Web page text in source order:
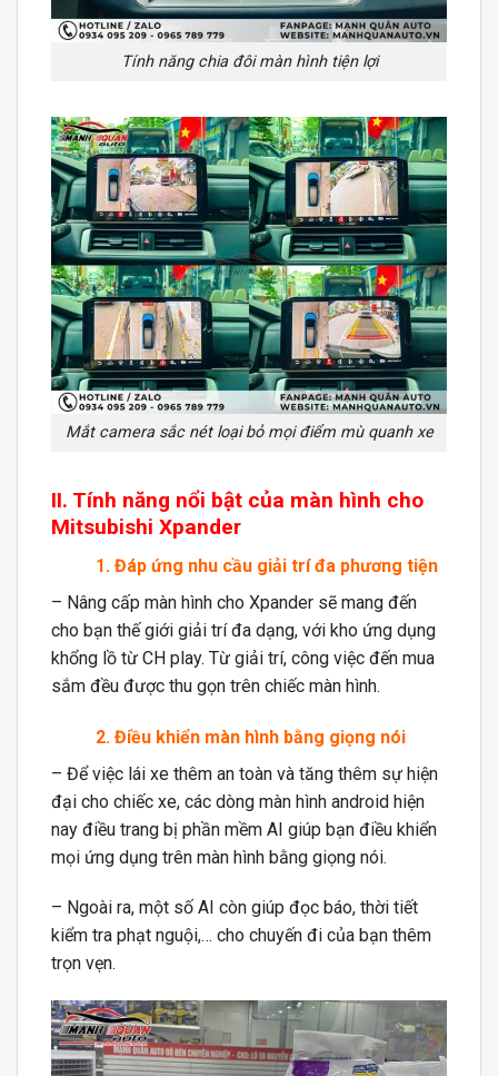
Tính năng chia đôi màn hình tiện lợi
Mắt camera sắc nét loại bỏ mọi điểm mù quanh xe
II. Tính năng nổi bật của màn hình cho
Mitsubishi Xpander
1. Đáp ứng nhu cầu giải trí đa phương tiện
– Nâng cấp màn hình cho Xpander sẽ mang đến
cho bạn thế giới giải trí đa dạng, với kho ứng dụng
khổng lồ từ CH play. Từ giải trí, công việc đến mua
sắm đều được thu gọn trên chiếc màn hình.
2. Điều khiển màn hình bằng giọng nói
– Để việc lái xe thêm an toàn và tăng thêm sự hiện
đại cho chiếc xe, các dòng màn hình android hiện
nay điều trang bị phần mềm AI giúp bạn điều khiển
mọi ứng dụng trên màn hình bằng giọng nói.
– Ngoài ra, một số AI còn giúp đọc báo, thời tiết
kiểm tra phạt nguội,… cho chuyến đi của bạn thêm
trọn vẹn.